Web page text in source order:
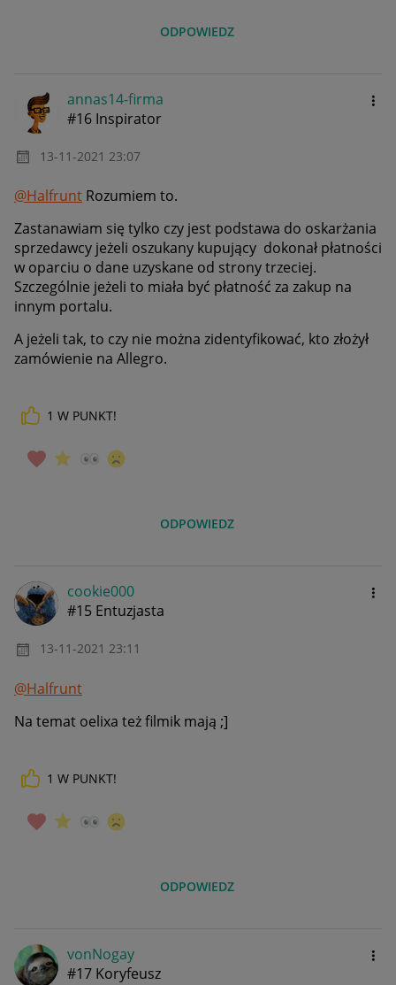
ODPOWIEDZ
annas14-firma
#16 Inspirator
‎13-11-2021 23:07
@Halfrunt Rozumiem to.
Zastanawiam się tylko czy jest podstawa do oskarżania
sprzedawcy jeżeli oszukany kupujący dokonał płatności
w oparciu o dane uzyskane od strony trzeciej.
Szczególnie jeżeli to miała być płatność za zakup na
innym portalu.
A jeżeli tak, to czy nie można zidentyfikować, kto złożył
zamówienie na Allegro.
1 W PUNKT!
ODPOWIEDZ
cookie000
#15 Entuzjasta
‎13-11-2021 23:11
@Halfrunt
Na temat oelixa też filmik mają ;]
1 W PUNKT!
ODPOWIEDZ
vonNogay
#17 Koryfeusz